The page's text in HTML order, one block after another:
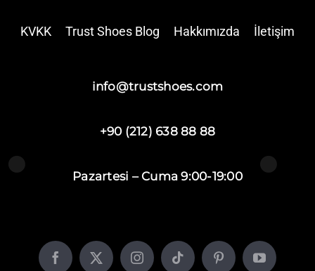
KVKK Trust Shoes Blog Hakkımızda İletişim
info@trustshoes.com
+90 (212) 638 88 88
Pazartesi – Cuma 9:00-19:00